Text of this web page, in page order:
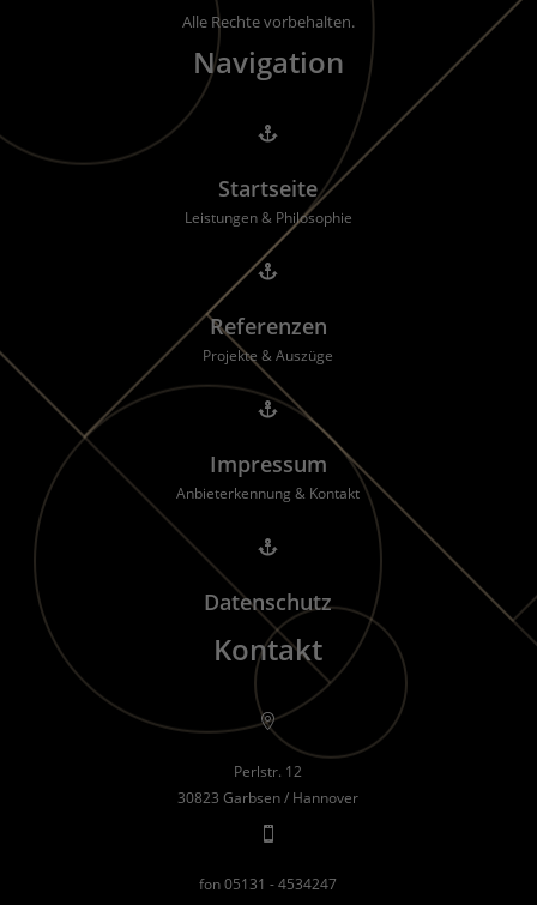
Alle Rechte vorbehalten.
Navigation

Startseite
Leistungen & Philosophie

Referenzen
Projekte & Auszüge

Impressum
Anbieterkennung & Kontakt

Datenschutz
Kontakt

Perlstr. 12
30823 Garbsen / Hannover

fon 05131 - 4534247